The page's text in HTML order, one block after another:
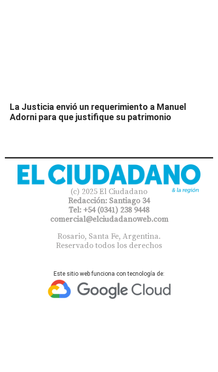
La Justicia envió un requerimiento a Manuel
Adorni para que justifique su patrimonio
(c) 2025 El Ciudadano
Redacción: Santiago 34
Tel: +54 (0341) 238 9448
comercial@elciudadanoweb.com​
Rosario, Santa Fe, Argentina.
Reservado todos los derechos
Este sitio web funciona con tecnología de: